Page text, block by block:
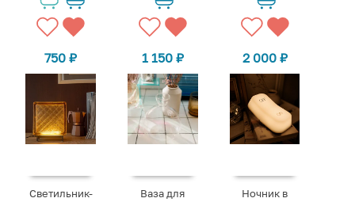
750₽ 1 150 ₽ 2 000 ₽
Светильник-
Ваза для
Ночник в